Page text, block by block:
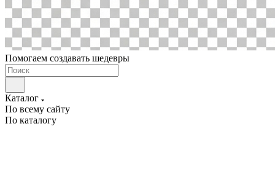
Помогаем создавать шедевры
Каталог
По всему сайту
По каталогу